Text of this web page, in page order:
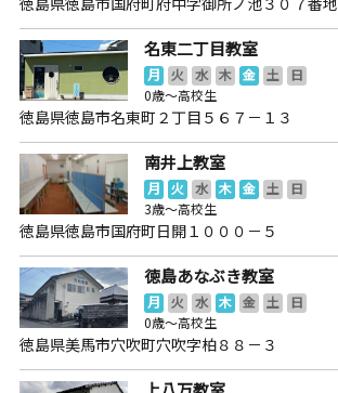
名東二丁目教室
月 火 水 木 金 土
日
0歳～高校生
徳島県徳島市名東町２丁目５６７－１３
南井上教室
月 火 水 木 金 土
日
3歳～高校生
徳島県徳島市国府町日開１０００－５
徳島あなぶき教室
月 火 水 木 金 土
日
0歳～高校生
徳島県美馬市穴吹町穴吹字柏８８－３